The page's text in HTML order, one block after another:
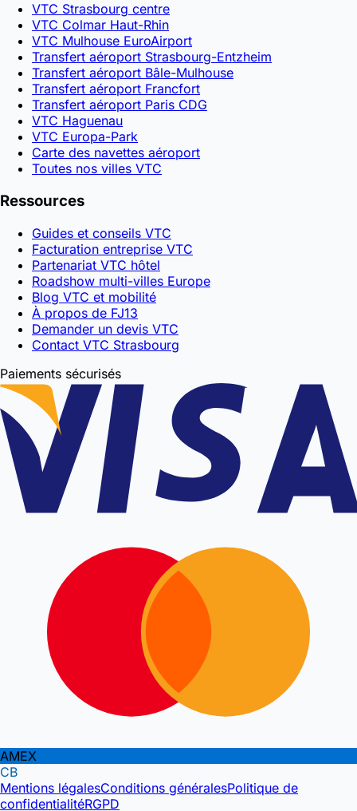
VTC Strasbourg centre
VTC Colmar Haut-Rhin
VTC Mulhouse EuroAirport
Transfert aéroport Strasbourg-Entzheim
Transfert aéroport Bâle-Mulhouse
Transfert aéroport Francfort
Transfert aéroport Paris CDG
VTC Haguenau
VTC Europa-Park
Carte des navettes aéroport
Toutes nos villes VTC
Ressources
Guides et conseils VTC
Facturation entreprise VTC
Partenariat VTC hôtel
Roadshow multi-villes Europe
Blog VTC et mobilité
À propos de FJ13
Demander un devis VTC
Contact VTC Strasbourg
Paiements sécurisés
AMEX
CB
Mentions légalesConditions généralesPolitique de
confidentialitéRGPD